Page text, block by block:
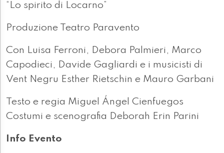
“Lo spirito di Locarno”
Produzione Teatro Paravento
Con Luisa Ferroni, Debora Palmieri, Marco
Capodieci, Davide Gagliardi e i musicisti di
Vent Negru Esther Rietschin e Mauro Garbani
Testo e regia Miguel Ángel Cienfuegos
Costumi e scenografia Deborah Erin Parini
Info Evento